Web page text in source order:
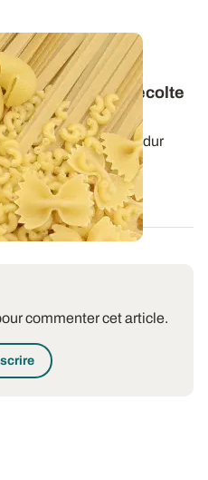
ARVALIS - La
durs » de la récolte
échantillons de blé dur
commenter cet article.